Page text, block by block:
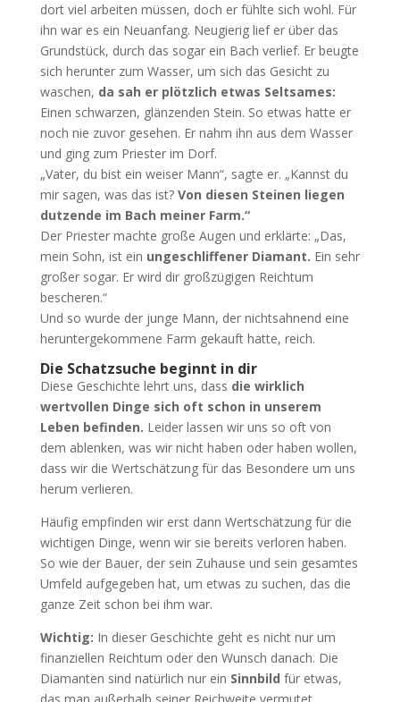
dort viel arbeiten müssen, doch er fühlte sich wohl. Für
ihn war es ein Neuanfang. Neugierig lief er über das
Grundstück, durch das sogar ein Bach verlief. Er beugte
sich herunter zum Wasser, um sich das Gesicht zu
waschen, da sah er plötzlich etwas Seltsames:
Einen schwarzen, glänzenden Stein. So etwas hatte er
noch nie zuvor gesehen. Er nahm ihn aus dem Wasser
und ging zum Priester im Dorf.
„Vater, du bist ein weiser Mann“, sagte er. „Kannst du
mir sagen, was das ist? Von diesen Steinen liegen
dutzende im Bach meiner Farm.“
Der Priester machte große Augen und erklärte: „Das,
mein Sohn, ist ein ungeschliffener Diamant. Ein sehr
großer sogar. Er wird dir großzügigen Reichtum
bescheren.“
Und so wurde der junge Mann, der nichtsahnend eine
heruntergekommene Farm gekauft hatte, reich.
Die Schatzsuche beginnt in dir
Diese Geschichte lehrt uns, dass die wirklich
wertvollen Dinge sich oft schon in unserem
Leben befinden. Leider lassen wir uns so oft von
dem ablenken, was wir nicht haben oder haben wollen,
dass wir die Wertschätzung für das Besondere um uns
herum verlieren.
Häufig empfinden wir erst dann Wertschätzung für die
wichtigen Dinge, wenn wir sie bereits verloren haben.
So wie der Bauer, der sein Zuhause und sein gesamtes
Umfeld aufgegeben hat, um etwas zu suchen, das die
ganze Zeit schon bei ihm war.
Wichtig: In dieser Geschichte geht es nicht nur um
finanziellen Reichtum oder den Wunsch danach. Die
Diamanten sind natürlich nur ein Sinnbild für etwas,